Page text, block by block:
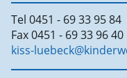
Tel 0451 - 69 33 95 84
Fax 0451 - 69 33 96 40
kiss-